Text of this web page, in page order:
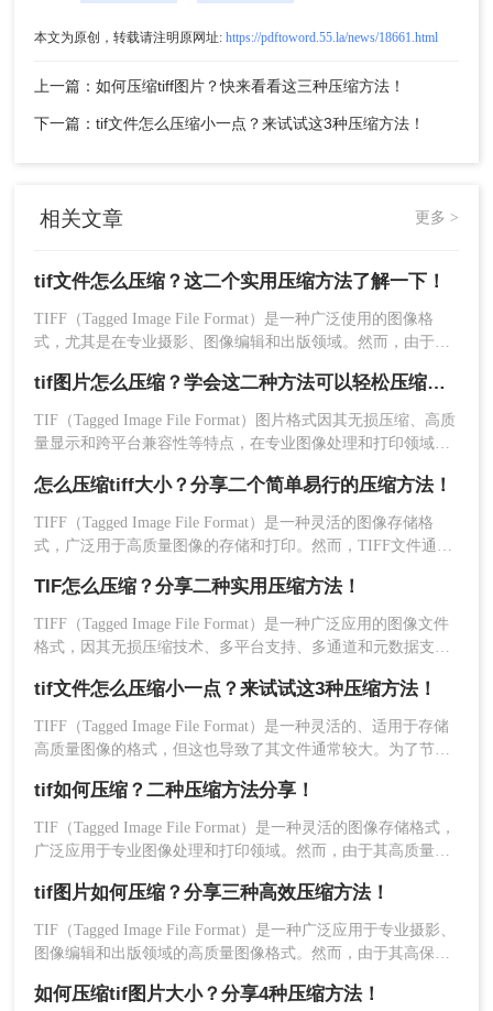
钮，选择保存位置并完成压缩过程。
注意：在调整分辨率时，确保不会影响到最终用途
所需的质量。选择适合的压缩算法，对于色彩丰富
合使用无损压缩。保存前检查预览效果，确保压缩
后的图像仍然符合要求。
如果你没有专业的图像处理软件或者只需要偶尔压
缩TIFF文件，在线压缩服务提供了一个简单快捷的
件即可自动压缩。
优点：无需安装任何软件，直接通过浏览器访
问。支持跨平台使用，无论是在Windows、
Mac还是移动设备上都可以轻松访问。
缺点：文件大小有限制，某些服务可能无法处
理非常大的TIFF文件。压缩效果可能不如专业
本文为原创，转载请注明原网址: https://pdftoword.55.la/news/18661.html
上一篇：如何压缩tiff图片？快来看看这三种压缩方法！
下一篇：tif文件怎么压缩小一点？来试试这3种压缩方法！
相关文章 更多 >
tif文件怎么压缩？这二个实用压缩方法了解一下！
TIFF（Tagged Image File Format）是一种广泛使用的图像格
式，尤其是在专业摄影、图像编辑和出版领域。然而，由于其
了不便。那么tif文件怎么压缩呢？本文将介绍两种有效的TIFF
文件压缩方法。
tif图片怎么压缩？学会这二种方法可以轻松压缩大小!！
TIF（Tagged Image File Format）图片格式因其无损压缩、高质
量显示和跨平台兼容性等特点，在专业图像处理和打印领域得
输带来了挑战。那么tif图片怎么压缩呢？本文将介绍两种有效
的TIF图片压缩方法，帮助用户轻松减小图片体积，提升存储
和传输效率。
怎么压缩tiff大小？分享二个简单易行的压缩方法！
TIFF（Tagged Image File Format）是一种灵活的图像存储格
式，广泛用于高质量图像的存储和打印。然而，TIFF文件通常
tiff大小呢？本文将介绍两种压缩TIFF文件的方法。
TIF怎么压缩？分享二种实用压缩方法！
TIFF（Tagged Image File Format）是一种广泛应用的图像文件
格式，因其无损压缩技术、多平台支持、多通道和元数据支持
造成一定困扰。那么TIF怎么压缩呢？本文将介绍两种压缩
tif文件怎么压缩小一点？来试试这3种压缩方法！
TIFF（Tagged Image File Format）是一种灵活的、适用于存储
高质量图像的格式，但这也导致了其文件通常较大。为了节省
tif文件怎么压缩小一点呢？本文将介绍三种压缩TIFF文件的方
法。
tif如何压缩？二种压缩方法分享！
TIF（Tagged Image File Format）是一种灵活的图像存储格式，
广泛应用于专业图像处理和打印领域。然而，由于其高质量和
那么tif如何压缩呢？本文将介绍两种压缩TIF文件的方法。
tif图片如何压缩？分享三种高效压缩方法！
TIF（Tagged Image File Format）是一种广泛应用于专业摄影、
图像编辑和出版领域的高质量图像格式。然而，由于其高保真
便。为了有效地管理这些大文件，我们可以采取适当的压缩措
如何压缩tif图片大小？分享4种压缩方法！